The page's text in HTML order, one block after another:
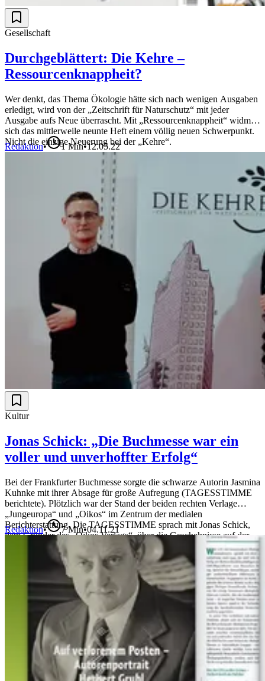
Gesellschaft
Durchgeblättert: Die Kehre –
Ressourcenknappheit?
Wer denkt, das Thema Ökologie hätte sich nach wenigen Ausgaben
erledigt, wird von der „Zeitschrift für Naturschutz“ mit jeder
Ausgabe aufs Neue überrascht. Mit „Ressourcenknappheit“ widmet
sich das mittlerweile neunte Heft einem völlig neuen Schwerpunkt.
Nicht die einzige Neuerung bei der „Kehre“.
Redaktion• 1Min•12.05.22
Kultur
Jonas Schick: „Die Buchmesse war ein
voller und unverhoffter Erfolg“
Bei der Frankfurter Buchmesse sorgte die schwarze Autorin Jasmina
Kuhnke mit ihrer Absage für große Aufregung (TAGESSTIMME
berichtete). Plötzlich war der Stand der beiden rechten Verlage
„Jungeuropa“ und „Oikos“ im Zentrum der medialen
Berichterstattung. Die TAGESSTIMME sprach mit Jonas Schick,
dem Gründer des „Oikos Verlags“, über die Geschehnisse auf der
Buchmesse und den Medientrubel.
Redaktion• 7Min•04.11.21